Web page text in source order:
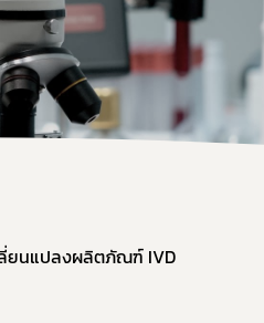
อนุญาตผลิต นำเข้า ขาย
แพทย์เพื่อการส่งออก
การเครื่องมือแพทย์
ลี่ยนแปลงผลิตภัณฑ์ IVD